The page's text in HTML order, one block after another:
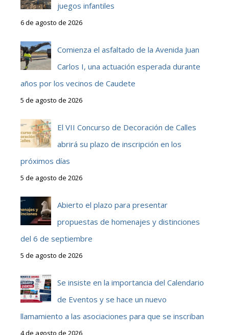
juegos infantiles
6 de agosto de 2026
Comienza el asfaltado de la Avenida Juan
Carlos I, una actuación esperada durante
años por los vecinos de Caudete
5 de agosto de 2026
El VII Concurso de Decoración de Calles
abrirá su plazo de inscripción en los
próximos días
5 de agosto de 2026
Abierto el plazo para presentar
propuestas de homenajes y distinciones
del 6 de septiembre
5 de agosto de 2026
Se insiste en la importancia del Calendario
de Eventos y se hace un nuevo
llamamiento a las asociaciones para que se inscriban
4 de agosto de 2026